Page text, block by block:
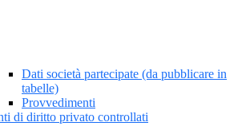
Dati società partecipate (da pubblicare in
tabelle)
Provvedimenti
di diritto privato controllati